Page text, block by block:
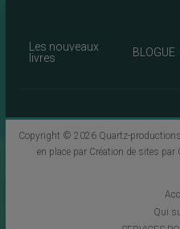
Les nouveaux
livres
BLOGUE
Copyright © 2026 Quartz-
en place par Création de sites par
Qui